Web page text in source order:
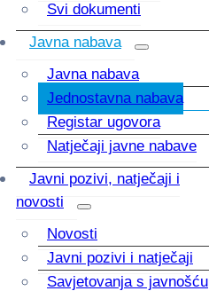
Svi dokumenti
Javna nabava
Javna nabava
Jednostavna nabava
Registar ugovora
Natječaji javne nabave
Javni pozivi, natječaji i
novosti
Novosti
Javni pozivi i natječaji
Savjetovanja s javnošću